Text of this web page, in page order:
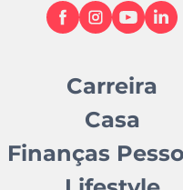
Carreira
Casa
Finanças